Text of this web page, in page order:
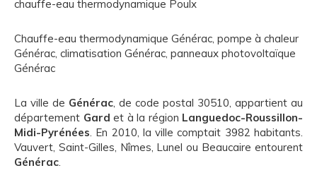
chauffe-eau thermodynamique Poulx
Chauffe-eau thermodynamique Générac, pompe à chaleur
Générac, climatisation Générac, panneaux photovoltaïque
Générac
La ville de Générac, de code postal 30510, appartient au
département Gard et à la région Languedoc-Roussillon-
Midi-Pyrénées. En 2010, la ville comptait 3982 habitants.
Vauvert, Saint-Gilles, Nîmes, Lunel ou Beaucaire entourent
Générac.